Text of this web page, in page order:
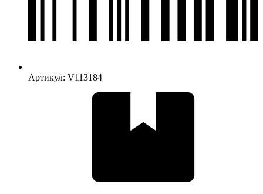
Артикул: V113184